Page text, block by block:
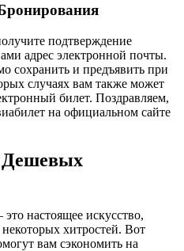
подтверждение
адрес электронной почты.
сохранить и предъявить при
случаях вам также может
билет. Поздравляем,
на официальном сайте
Дешевых
настоящее искусство,
хитростей. Вот
вам сэкономить на